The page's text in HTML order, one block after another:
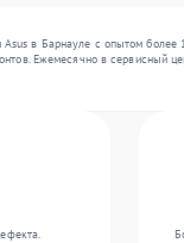
в Барнауле с опытом
Ежемесячно в